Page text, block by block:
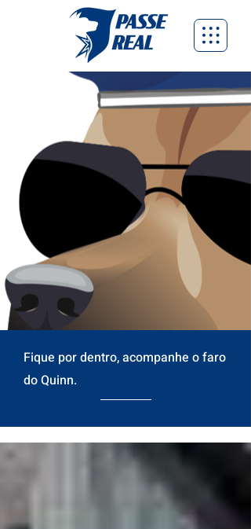
Fique por dentro, acompanhe o faro
do Quinn.